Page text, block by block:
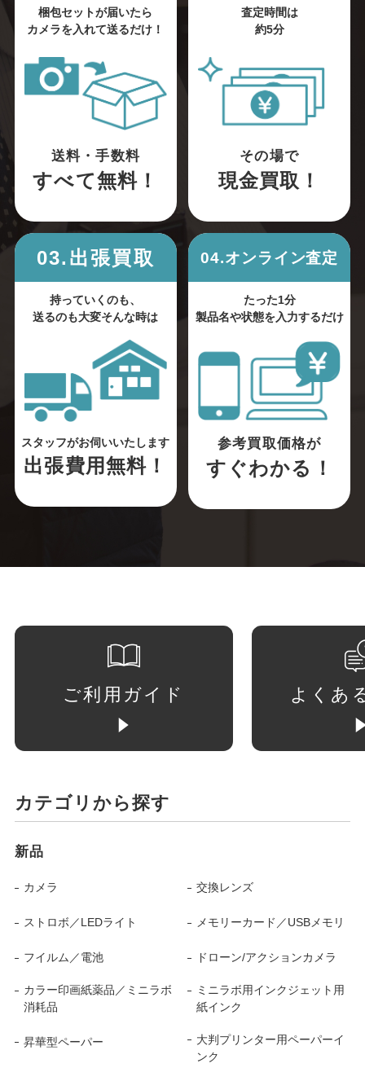
梱包セットが届いたら
カメラを入れて送るだけ！
送料・手数料
すべて無料！
査定時間は
約5分
その場で
現金買取！
03.出張買取
持っていくのも、
送るのも大変そんな時は
スタッフがお伺いいたします
出張費用無料！
04.オンライン査定
たった1分
製品名や状態を入力するだけ
参考買取価格が
すぐわかる！
ご利用ガイド よくあ
カテゴリから探す
新品
カメラ 交換レンズ
ストロボ／LEDライト メモリーカード／USBメモリ
フイルム／電池 ドローン/アクションカメラ
カラー印画紙薬品／ミニラボ
消耗品
ミニラボ用インクジェット用
紙インク
昇華型ペーパー
大判プリンター用ペーパーイ
ンク